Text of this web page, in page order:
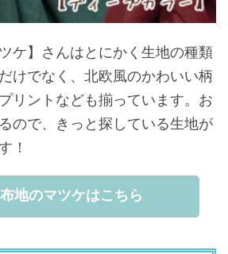
ケ】さんはとにかく生地の種類
けでなく、北欧風のかわいい柄
リントなども揃っています。お
ので、きっと探している生地が
！
地のマツケはこちら